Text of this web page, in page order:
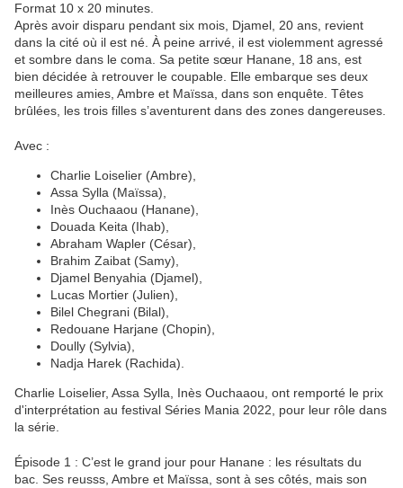
Format 10 x 20 minutes.
Après avoir disparu pendant six mois, Djamel, 20 ans, revient
dans la cité où il est né. À peine arrivé, il est violemment agressé
et sombre dans le coma. Sa petite sœur Hanane, 18 ans, est
bien décidée à retrouver le coupable. Elle embarque ses deux
meilleures amies, Ambre et Maïssa, dans son enquête. Têtes
brûlées, les trois filles s’aventurent dans des zones dangereuses.
Avec :
Charlie Loiselier (Ambre),
Assa Sylla (Maïssa),
Inès Ouchaaou (Hanane),
Douada Keita (Ihab),
Abraham Wapler (César),
Brahim Zaibat (Samy),
Djamel Benyahia (Djamel),
Lucas Mortier (Julien),
Bilel Chegrani (Bilal),
Redouane Harjane (Chopin),
Doully (Sylvia),
Nadja Harek (Rachida).
Charlie Loiselier, Assa Sylla, Inès Ouchaaou, ont remporté le prix
d'interprétation au festival Séries Mania 2022, pour leur rôle dans
la série.
Épisode 1 : C’est le grand jour pour Hanane : les résultats du
bac. Ses reusss, Ambre et Maïssa, sont à ses côtés, mais son